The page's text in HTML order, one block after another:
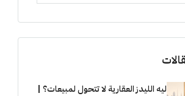
ليه الليدز العقارية لا تتحول لمبيعات؟ |